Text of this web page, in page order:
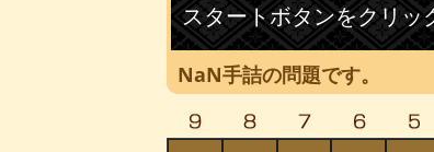
スタートボタンをクリッ
NaN手詰の問題です。